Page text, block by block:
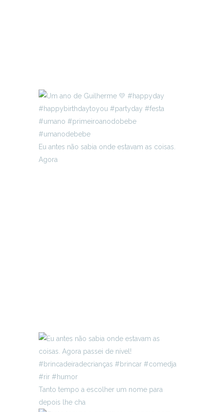
Eu antes não sabia onde estavam as coisas.
Agora
Tanto tempo a escolher um nome para
depois lhe cha